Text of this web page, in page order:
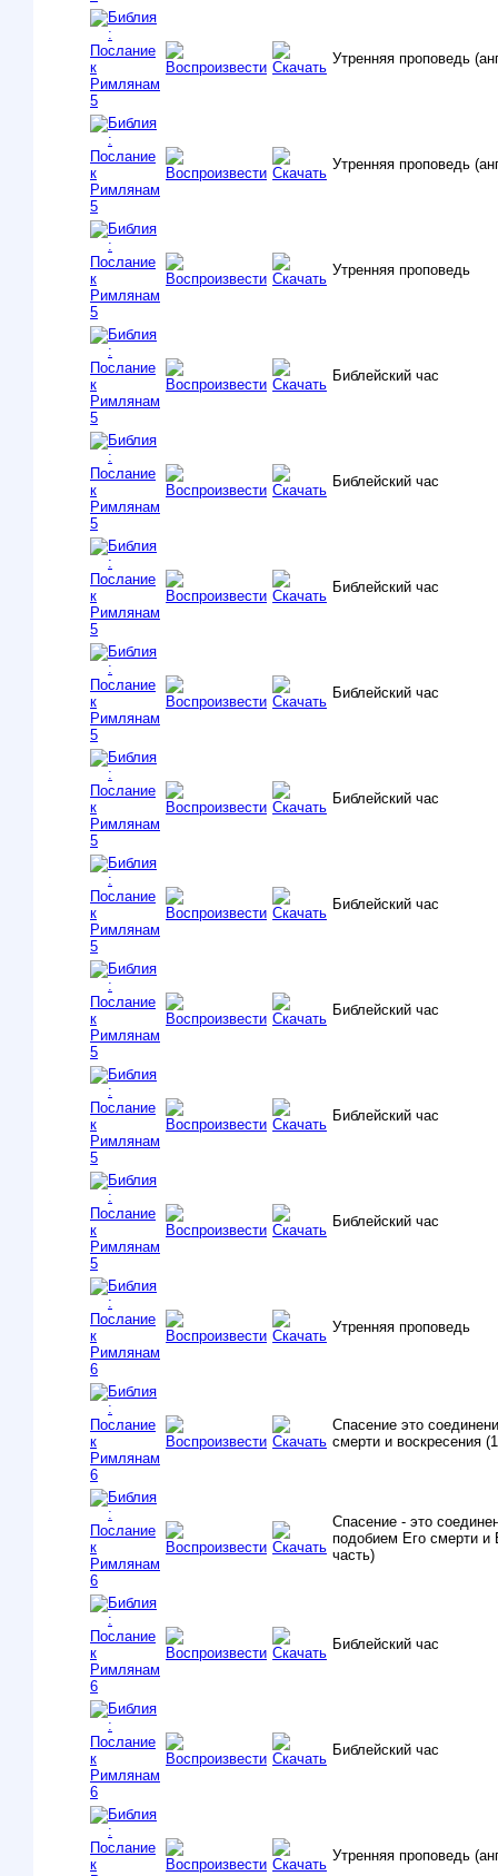
Утренняя проповедь
Утренняя проповедь
Утренняя проповедь
Библейский час
Библейский час
Библейский час
Библейский час
Библейский час
Библейский час
Библейский час
Библейский час
Библейский час
Утренняя проповедь
Спасение это
смерти и воскресения
Спасение - это
подобием Его смерти и
часть)
Библейский час
Библейский час
Утренняя проповедь